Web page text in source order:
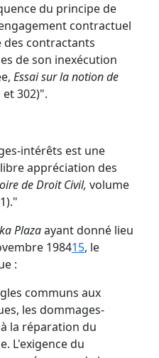
du principe de
contractuel
des contractants
de son inexécution
Essai sur la notion de
et 302)".
intérêts est une
appréciation des
de Droit Civil, volume
Plazaayant donné lieu
198415, le
:
communs aux
les dommages-
la réparation du
L'exigence du